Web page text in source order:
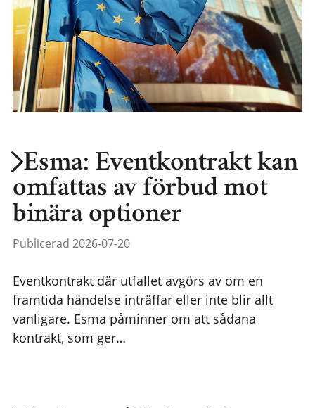
Esma: Eventkontrakt kan
omfattas av förbud mot
binära optioner
Publicerad 2026-07-20
Eventkontrakt där utfallet avgörs av om en
framtida händelse inträffar eller inte blir allt
vanligare. Esma påminner om att sådana
kontrakt, som ger…